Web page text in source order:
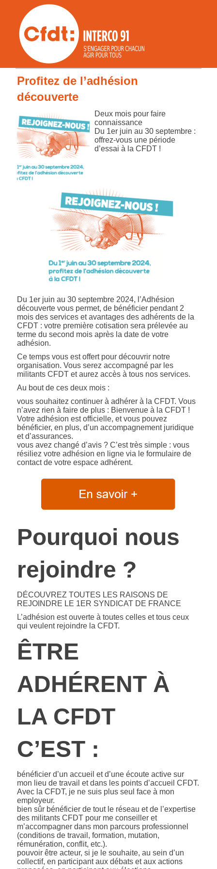
Profitez de l’adhésion
découverte
Deux mois pour faire
connaissance
Du 1er juin au 30 septembre :
offrez-vous une période
d’essai à la CFDT !
Du 1er juin au 30 septembre 2024, l’Adhésion
découverte vous permet, de bénéficier pendant 2
mois des services et avantages des adhérents de la
CFDT : votre première cotisation sera prélevée au
terme du second mois après la date de votre
adhésion.
Ce temps vous est offert pour découvrir notre
organisation. Vous serez accompagné par les
militants CFDT et aurez accès à tous nos services.
Au bout de ces deux mois :
vous souhaitez continuer à adhérer à la CFDT. Vous
n’avez rien à faire de plus : Bienvenue à la CFDT !
Votre adhésion est officielle, et vous pouvez
bénéficier, en plus, d’un accompagnement juridique
et d’assurances.
vous avez changé d’avis ? C’est très simple : vous
résiliez votre adhésion en ligne via le formulaire de
contact de votre espace adhérent.
Pourquoi nous
rejoindre ?
DÉCOUVREZ TOUTES LES RAISONS DE
REJOINDRE LE 1ER SYNDICAT DE FRANCE
L’adhésion est ouverte à toutes celles et tous ceux
qui veulent rejoindre la CFDT.
ÊTRE
ADHÉRENT À
LA CFDT
C’EST :
bénéficier d’un accueil et d’une écoute active sur
mon lieu de travail et dans les points d’accueil CFDT.
Avec la CFDT, je ne suis plus seul face à mon
employeur.
bien sûr bénéficier de tout le réseau et de l’expertise
des militants CFDT pour me conseiller et
m’accompagner dans mon parcours professionnel
(conditions de travail, formation, mutation,
rémunération, conflit, etc.).
pouvoir être acteur, si je le souhaite, au sein d’un
collectif, en participant aux débats et aux actions